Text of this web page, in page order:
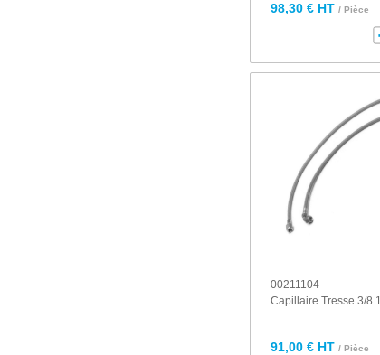
98,30 € HT / Pièce
00211104
Capillaire Tresse 3/8
91,00 € HT / Pièce